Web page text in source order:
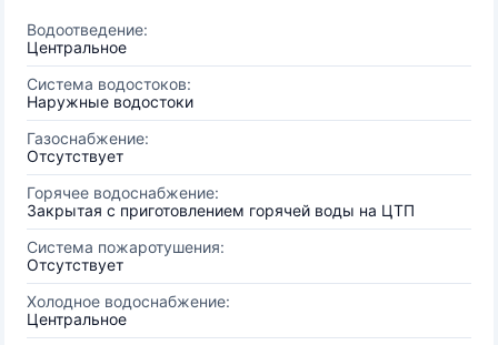
Водоотведение:
Центральное
Система водостоков:
Наружные водостоки
Газоснабжение:
Отсутствует
Горячее водоснабжение:
Закрытая с приготовлением горячей воды на ЦТП
Система пожаротушения:
Отсутствует
Холодное водоснабжение:
Центральное